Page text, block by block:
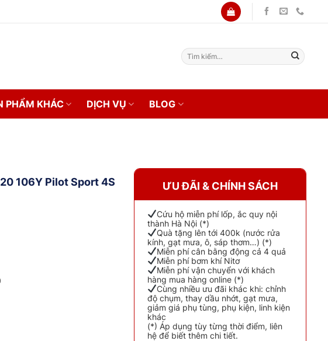
Tìm
kiếm:
PHẨM KHÁC DỊCH VỤ BLOG
106Y Pilot Sport 4S
ƯU ĐÃI & CHÍNH SÁCH
Cứu hộ miễn phí lốp, ắc quy nội
thành Hà Nội (*)
Quà tặng lên tới 400k (nước rửa
kính, gạt mưa, ô, sáp thơm…) (*)
Miễn phí cân bằng động cả 4 quả
Miễn phí bơm khí Nitơ
Miễn phí vận chuyển với khách
hàng mua hàng online (*)
Cùng nhiều ưu đãi khác khi: chỉnh
độ chụm, thay dầu nhớt, gạt mưa,
giảm giá phụ tùng, phụ kiện, linh kiện
khác
(*) Áp dụng tùy từng thời điểm, liên
hệ để biết thêm chi tiết.